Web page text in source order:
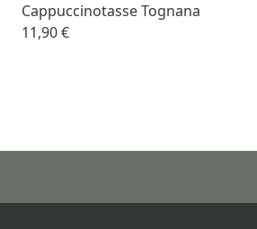
Cappuccinotasse Tognana
11,90 €